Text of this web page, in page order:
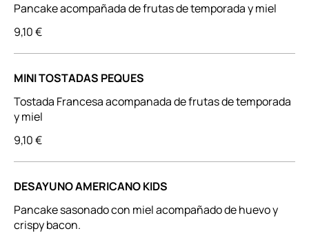
Pancake acompañada de frutas de temporada y miel
9,10 €
MINI TOSTADAS PEQUES
Tostada Francesa acompanada de frutas de temporada
y miel
9,10 €
DESAYUNO AMERICANO KIDS
Pancake sasonado con miel acompañado de huevo y
crispy bacon.